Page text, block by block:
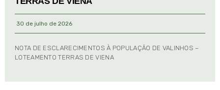
30 de julho de 2026
NOTA DE ESCLARECIMENTOS À POPULAÇÃO DE VALINHOS –
LOTEAMENTO TERRAS DE VIENA